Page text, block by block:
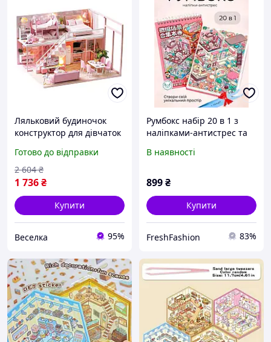
Ляльковий будиночок
конструктор для дівчаток
дизайну інтер'єру
рожевий 3D набір FLAME
Готово до відправки
1 736₴
2 604 ₴
Купити
Веселка 95%
Румбокс набір 20 в 1 з
наліпками-антистрес та
В наявності
899₴
Купити
FreshFashion 83%